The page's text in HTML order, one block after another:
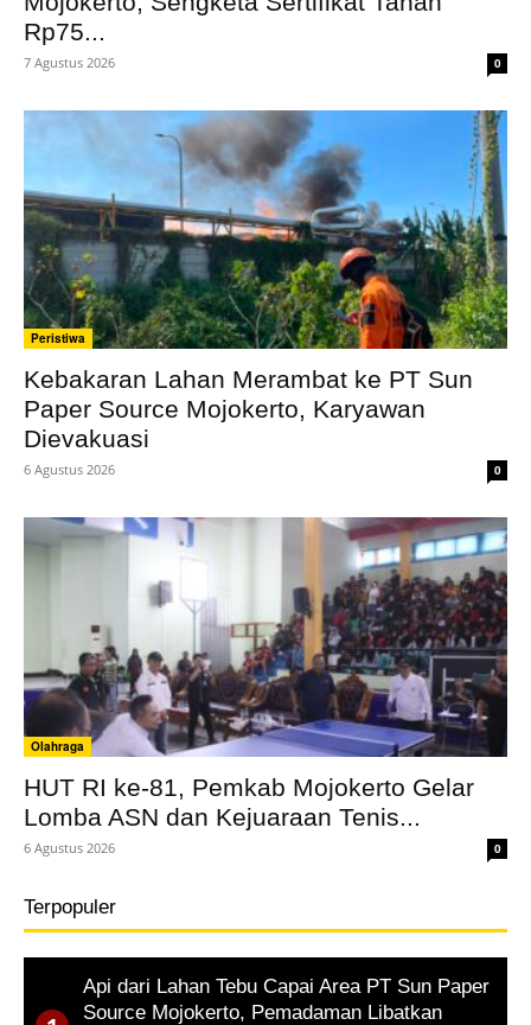
Rp75...
7 Agustus 2026 0
Peristiwa
Kebakaran Lahan Merambat ke PT Sun
Paper Source Mojokerto, Karyawan
Dievakuasi
6 Agustus 2026 0
Olahraga
HUT RI ke-81, Pemkab Mojokerto Gelar
Lomba ASN dan Kejuaraan Tenis...
6 Agustus 2026 0
Terpopuler
Api dari Lahan Tebu Capai Area PT Sun Paper
Source Mojokerto, Pemadaman Libatkan